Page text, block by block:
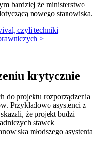
bardziej że ministerstwo
nowego stanowiska.
czyli techniki
>
krytycznie
do projektu rozporządzenia
Przykładowo asystenci z
że projekt budzi
stawek
młodszego asystenta